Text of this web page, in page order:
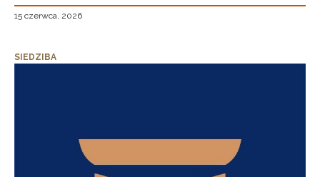
15 czerwca, 2026
SIEDZIBA